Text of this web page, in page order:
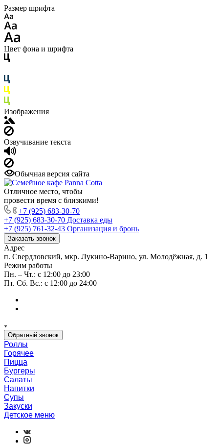
Размер шрифта
Цвет фона и шрифта
Изображения
Озвучивание текста
Обычная версия сайта
Отличное место, чтобы
провести время с близкими!
+7 (925) 683-30-70
+7 (925) 683-30-70 Доставка еды
+7 (925) 761-32-43 Организация и бронь
Заказать звонок
Адрес
п. Свердловский, мкр. Лукино-Варино, ул. Молодёжная, д. 1
Режим работы
Пн. – Чт.: с 12:00 до 23:00
Пт. Сб. Вс.: с 12:00 до 24:00
Обратный звонок
Роллы
Горячее
Пицца
Бургеры
Салаты
Напитки
Супы
Закуски
Детское меню